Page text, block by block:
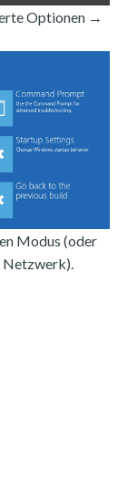
Optionen →
Modus (oder
Netzwerk).